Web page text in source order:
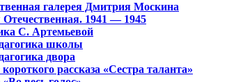
галерея Дмитрия Москина
1941 — 1945
С. Артемьевой
школы
двора
рассказа «Сестра таланта»